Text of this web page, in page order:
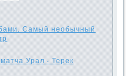
Самый необычный
Урал - Терек